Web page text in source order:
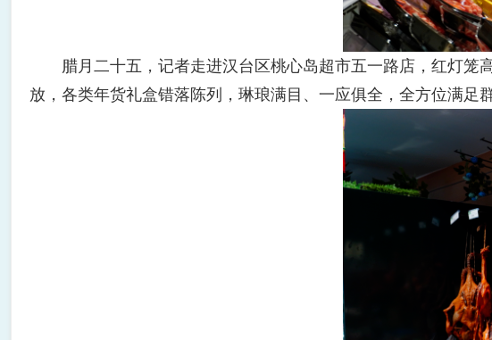
腊月二十五，记者走进汉台区桃心岛超市五一路店，红灯笼
放，各类年货礼盒错落陈列，琳琅满目、一应俱全，全方位满足